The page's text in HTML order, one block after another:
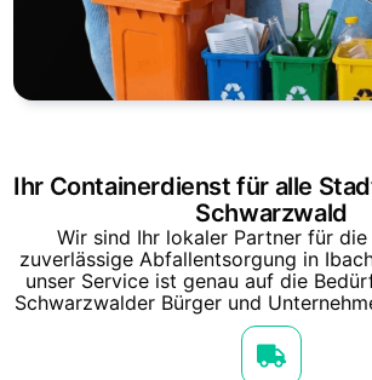
Ihr Containerdienst für alle
Schwarzwald
Wir sind Ihr lokaler Partner für die
zuverlässige Abfallentsorgung in
unser Service ist genau auf die
Schwarzwalder Bürger und